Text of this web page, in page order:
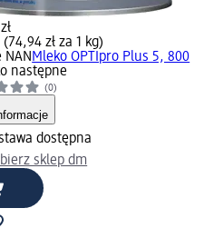
zł za 1 kg)
NAN Mleko OPTIpro Plus 5, 800
następne
(0)
dostępna
sklep dm